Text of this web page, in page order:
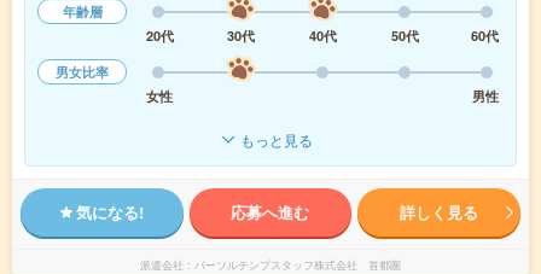
年齢層
20代
30代 40代 50代
60代
男女比率
女性
男性
もっと見る
気になる! 応募へ進む 詳しく見る
派遣会社 パーソルテンプスタッフ株式会社 首都圏